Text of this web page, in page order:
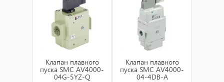
Клапан плавного
пуска SMC AV4000-
04G-5YZ-Q
Клапан плавного
пуска SMC AV4000-
04-4DB-A